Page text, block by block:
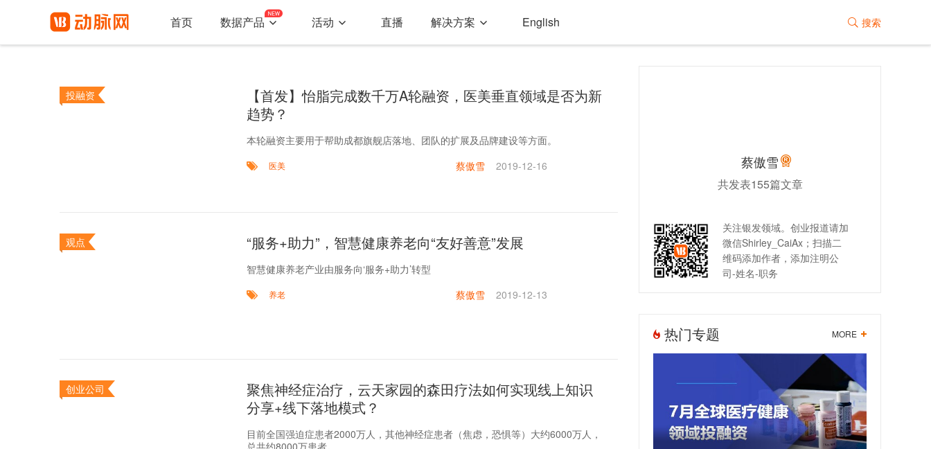
首页 数据产品 活动 直播 解决方案 English  搜索
投融资
【首发】怡脂完成数千万A轮融资，医美垂直领域是否为新
趋势？
本轮融资主要用于帮助成都旗舰店落地、团队的扩展及品牌建设等方面。
医美 蔡傲雪 2019-12-16
观点 “服务+助力”，智慧健康养老向“友好善意”发展
智慧健康养老产业由服务向‘服务+助力’转型
养老 蔡傲雪 2019-12-13
创业公司
聚焦神经症治疗，云天家园的森田疗法如何实现线上知识
分享+线下落地模式？
目前全国强迫症患者2000万人，其他神经症患者（焦虑，恐惧等）大约6000万人，
总共约8000万患者。
蔡傲雪
共发表155篇文章
关注银发领域。创业报道请加
微信Shirley_CaiAx；扫描二
维码添加作者，添加注明公
司-姓名-职务
热门专题 MORE